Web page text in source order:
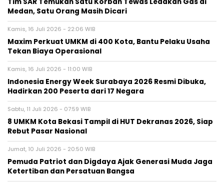
Tim SAR Temukan Satu Korban Tewas Ledakan Gas di
Medan, Satu Orang Masih Dicari
Kamis, 16 Juli 2026 - 22:06 WIB
Maxim Perkuat UMKM di 400 Kota, Bantu Pelaku Usaha
Tekan Biaya Operasional
Kamis, 16 Juli 2026 - 11:00 WIB
Indonesia Energy Week Surabaya 2026 Resmi Dibuka,
Hadirkan 200 Peserta dari 17 Negara
Sabtu, 11 Juli 2026 - 07:59 WIB
8 UMKM Kota Bekasi Tampil di HUT Dekranas 2026, Siap
Rebut Pasar Nasional
Jumat, 10 Juli 2026 - 20:50 WIB
Pemuda Patriot dan Digdaya Ajak Generasi Muda Jaga
Ketertiban dan Persatuan Bangsa